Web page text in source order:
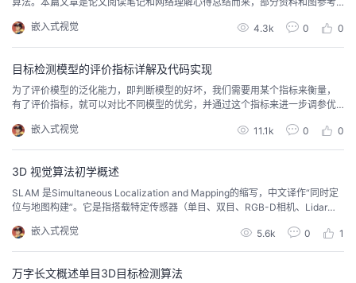
嵌入式视觉
4.3k 0 0
目标检测模型的评价指标详解及代码实现
为了评价模型的泛化能力，即判断模型的好坏，我们需要用某个指标来衡量，
有了评价指标，就可以对比不同模型的优劣，并通过这个指标来进一步调参优
嵌入式视觉
11.1k 0 0
3D 视觉算法初学概述
SLAM 是Simultaneous Localization and Mapping的缩写，中文译作“同时定
位与地图构建”。它是指搭载特定传感器（单目、双目、RGB-D相机、Lidar）
嵌入式视觉
5.6k 0 1
万字长文概述单目3D目标检测算法